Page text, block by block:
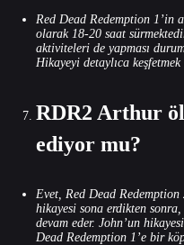
Red Dead Redemption 1’in
olarak 18-20 saat
aktiviteleri de yapması
Hikayeyi detaylıca
RDR2 Arthur
ediyor mu?
Evet, Red Dead
hikayesi sona erdikten
devam eder. John’un
Dead Redemption 1’e bir